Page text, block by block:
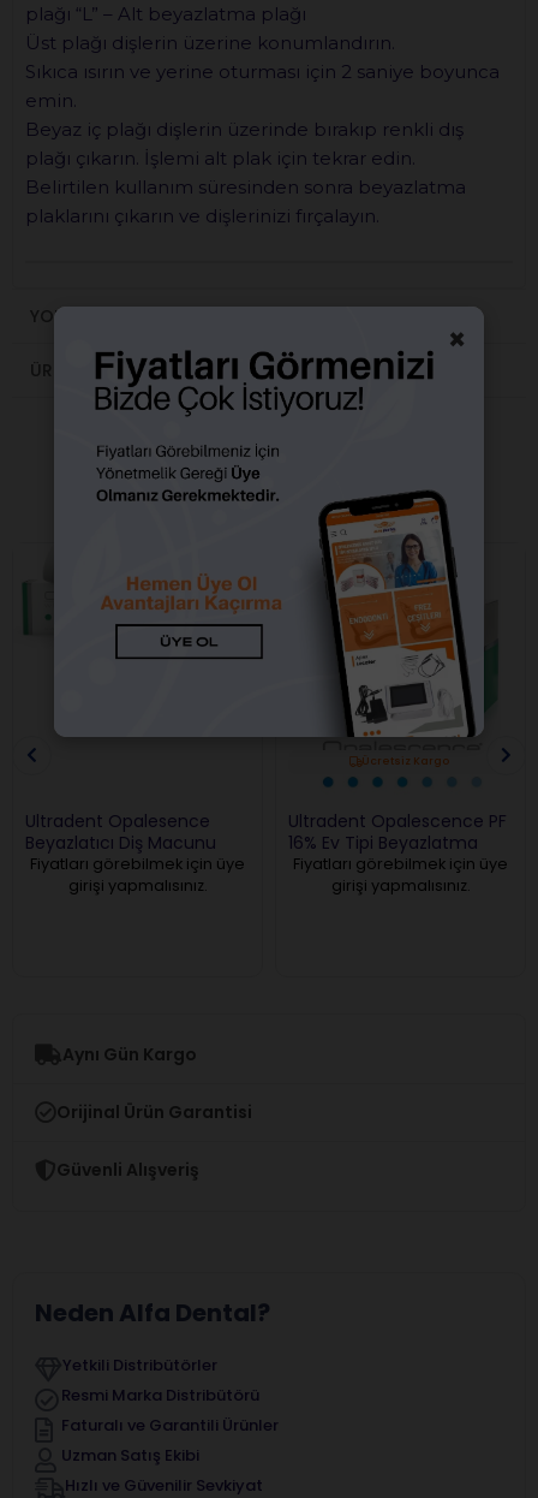
plağı “L” – Alt beyazlatma plağı
Üst plağı dişlerin üzerine konumlandırın.
Sıkıca ısırın ve yerine oturması için 2 saniye boyunca
emin.
Beyaz iç plağı dişlerin üzerinde bırakıp renkli dış
plağı çıkarın. İşlemi alt plak için tekrar edin.
Belirtilen kullanım süresinden sonra beyazlatma
plaklarını çıkarın ve dişlerinizi fırçalayın.
YORUMLAR
ÜRÜN ÖNERILERI
BENZER ÜRÜNLER
Ultradent Opalesence
Beyazlatıcı Diş Macunu
Fiyatları görebilmek için üye
girişi yapmalısınız.
Ücretsiz Kargo
Ultradent Opalescence PF
16% Ev Tipi Beyazlatma
Fiyatları görebilmek için üye
girişi yapmalısınız.
Aynı Gün Kargo
Orijinal Ürün Garantisi
Güvenli Alışveriş
Neden Alfa Dental?
Yetkili Distribütörler
Resmi Marka Distribütörü
Faturalı ve Garantili Ürünler
Uzman Satış Ekibi
Hızlı ve Güvenilir Sevkiyat
×